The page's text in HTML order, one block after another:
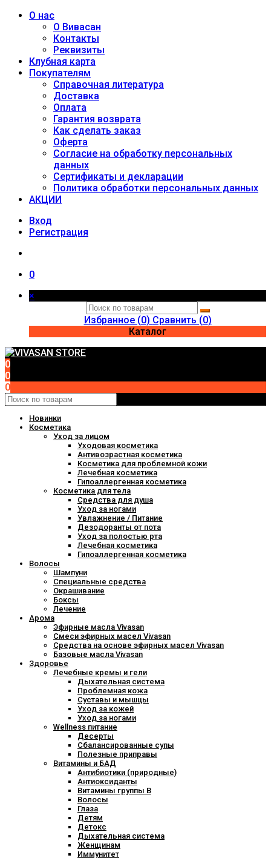
О нас
О Вивасан
Контакты
Реквизиты
Клубная карта
Покупателям
Справочная литература
Доставка
Оплата
Гарантия возврата
Как сделать заказ
Оферта
Согласие на обработку персональных
данных
Сертификаты и декларации
Политика обработки персональных данных
АКЦИИ
Вход
Регистрация
0
×
Избранное (0) Сравнить (0)
Каталог
0
0
0
Новинки
Косметика
Уход за лицом
Уходовая косметика
Антивозрастная косметика
Косметика для проблемной кожи
Лечебная косметика
Гипоаллергенная косметика
Косметика для тела
Средства для душа
Уход за ногами
Увлажнение / Питание
Дезодоранты от пота
Уход за полостью рта
Лечебная косметика
Гипоаллергенная косметика
Волосы
Шампуни
Специальные средства
Окрашивание
Боксы
Лечение
Арома
Эфирные масла Vivasan
Смеси эфирных масел Vivasan
Средства на основе эфирных масел Vivasan
Базовые масла Vivasan
Здоровье
Лечебные кремы и гели
Дыхательная система
Проблемная кожа
Суставы и мышцы
Уход за кожей
Уход за ногами
Wellness питание
Десерты
Сбалансированные супы
Полезные приправы
Витамины и БАД
Антибиотики (природные)
Антиоксиданты
Витамины группы В
Волосы
Глаза
Детям
Детокс
Дыхательная система
Женщинам
Иммунитет